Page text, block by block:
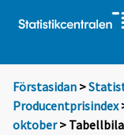
Förstasidan >
Producentprisindex
oktober>